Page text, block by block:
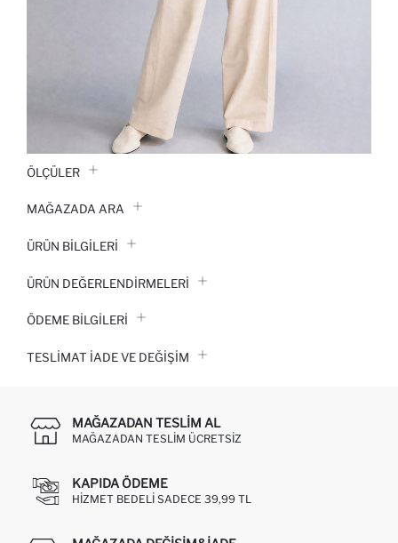
ÖLÇÜLER
MAĞAZADA ARA
ÜRÜN BILGILERI
ÜRÜN DEĞERLENDİRMELERİ
ÖDEME BİLGİLERİ
TESLIMAT İADE VE DEĞIŞIM
MAĞAZADAN TESLIM AL
MAĞAZADAN TESLIM ÜCRETSIZ
KAPIDA ÖDEME
HIZMET BEDELI SADECE 39,99 TL